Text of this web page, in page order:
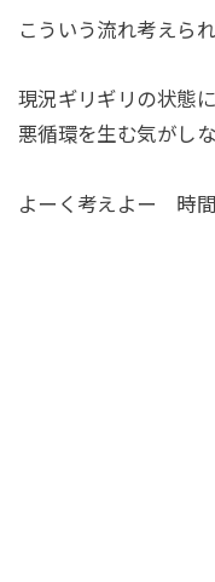
こういう流れ考えら
現況ギリギリの状態
悪循環を生む気がし
よーく考えよー 時